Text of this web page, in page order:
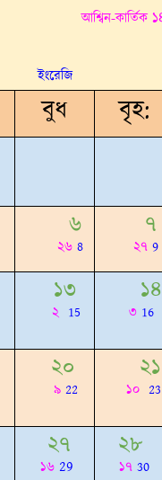
আশ্বিন-কার্তিক
ইংরেজি
বুধ বৃহ:
৬
২৬ 8
৭
২৭ 9
১৩
২ 15
১৪
৩ 16
২০
৯ 22
২১
১০ 23
২৭
১৬ 29
২৮
১৭ 30